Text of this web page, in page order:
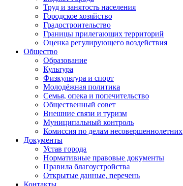
Труд и занятость населения
Городское хозяйство
Градостроительство
Границы прилегающих территорий
Оценка регулирующего воздействия
Общество
Образование
Культура
Физкультура и спорт
Молодёжная политика
Семья, опека и попечительство
Общественный совет
Внешние связи и туризм
Муниципальный контроль
Комиссия по делам несовершеннолетних
Документы
Устав города
Нормативные правовые документы
Правила благоустройства
Открытые данные, перечень
Контакты